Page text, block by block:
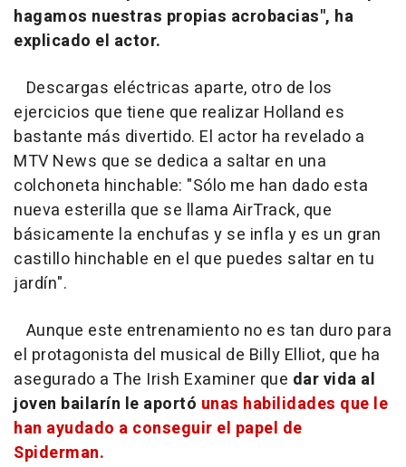
hagamos nuestras propias acrobacias", ha
explicado el actor.
Descargas eléctricas aparte, otro de los
ejercicios que tiene que realizar Holland es
bastante más divertido. El actor ha revelado a
MTV News que se dedica a saltar en una
colchoneta hinchable: "Sólo me han dado esta
nueva esterilla que se llama AirTrack, que
básicamente la enchufas y se infla y es un gran
castillo hinchable en el que puedes saltar en tu
jardín".
Aunque este entrenamiento no es tan duro para
el protagonista del musical de Billy Elliot, que ha
asegurado a The Irish Examiner que dar vida al
joven bailarín le aportó unas habilidades que le
han ayudado a conseguir el papel de
Spiderman.